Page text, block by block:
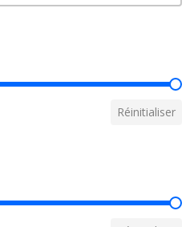
Réinitialiser